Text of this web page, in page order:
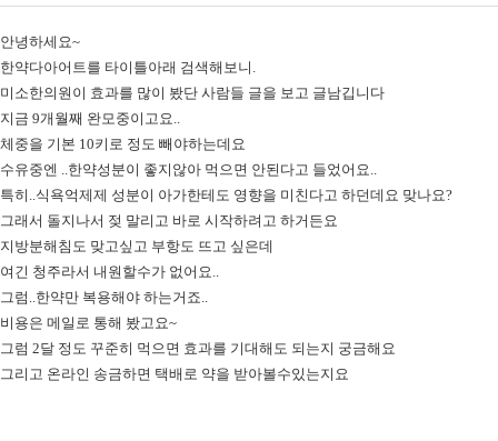
안녕하세요~
한약다아어트를 타이틀아래 검색해보니.
미소한의원이 효과를 많이 봤단 사람들 글을 보고 글남깁니다
지금 9개월째 완모중이고요..
체중을 기본 10키로 정도 빼야하는데요
수유중엔 ..한약성분이 좋지않아 먹으면 안된다고 들었어요..
특히..식욕억제제 성분이 아가한테도 영향을 미친다고 하던데요 맞나요?
그래서 돌지나서 젖 말리고 바로 시작하려고 하거든요
지방분해침도 맞고싶고 부항도 뜨고 싶은데
여긴 청주라서 내원할수가 없어요..
그럼..한약만 복용해야 하는거죠..
비용은 메일로 통해 봤고요~
그럼 2달 정도 꾸준히 먹으면 효과를 기대해도 되는지 궁금해요
그리고 온라인 송금하면 택배로 약을 받아볼수있는지요